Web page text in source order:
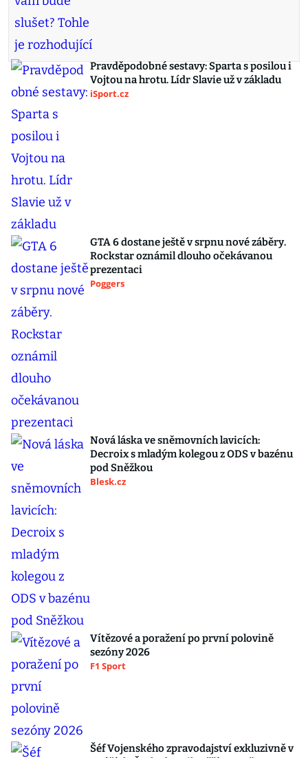
Pravděpodobné sestavy: Sparta s posilou i
Vojtou na hrotu. Lídr Slavie už v základu
iSport.cz
GTA 6 dostane ještě v srpnu nové záběry.
Rockstar oznámil dlouho očekávanou
prezentaci
Poggers
Nová láska ve sněmovních lavicích:
Decroix s mladým kolegou z ODS v bazénu
pod Sněžkou
Blesk.cz
Vítězové a poražení po první polovině
sezóny 2026
F1 Sport
Šéf Vojenského zpravodajství exkluzivně v